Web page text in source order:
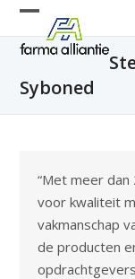
Skip
to
content
Open
mobile
Close
mobile
Syboned
“Met meer
voor kwaliteit
vakmanschap
de producten